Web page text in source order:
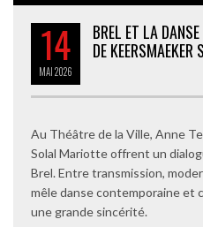
14
MAI2026
BREL ET LA
DE
Au Théâtre de la Ville, Anne
Solal Mariotte offrent un
Brel. Entre transmission,
mêle danse contemporaine et
une grande sincérité.